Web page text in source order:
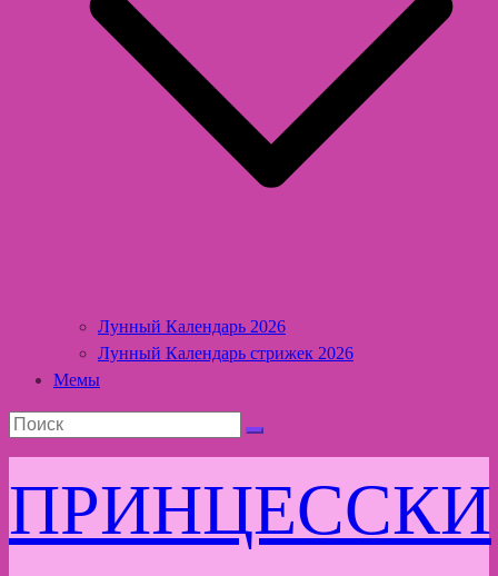
Лунный Календарь 2026
Лунный Календарь стрижек 2026
Мемы
ПРИНЦЕССКИ